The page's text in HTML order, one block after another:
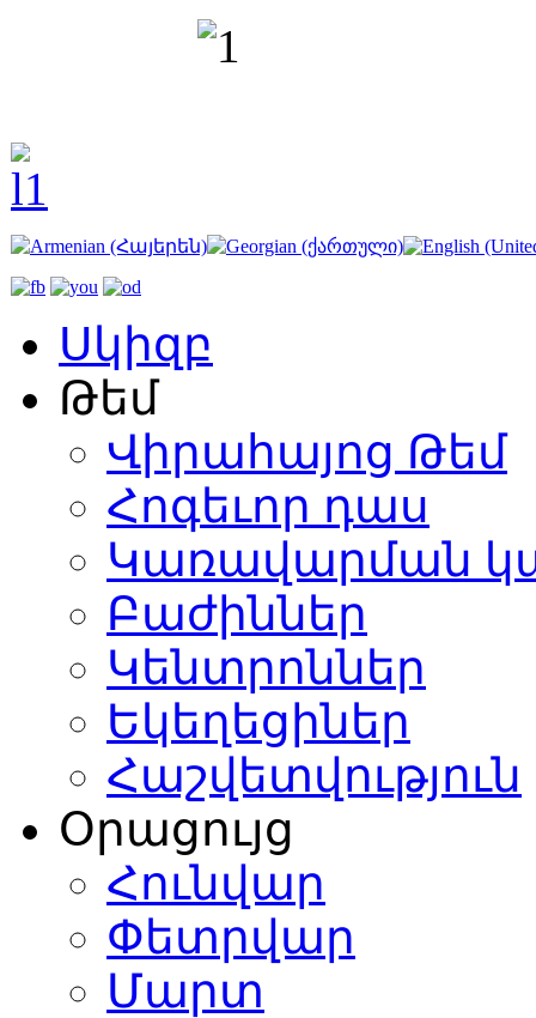
Սկիզբ
Թեմ
Վիրահայոց Թեմ
Հոգեւոր դաս
Կառավարման
Բաժիններ
Կենտրոններ
Եկեղեցիներ
Հաշվետվություն
Օրացույց
Հունվար
Փետրվար
Մարտ